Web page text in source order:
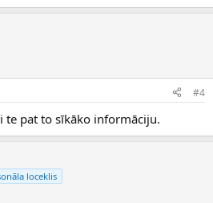
#4
te pat to sīkāko informāciju.
loceklis